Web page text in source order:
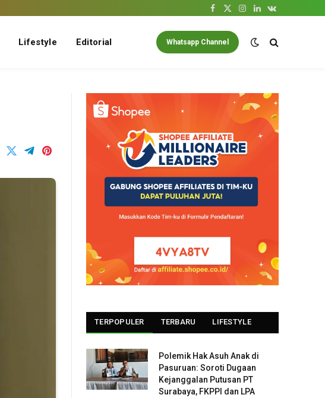
Facebook
X
Instagram
LinkedInVKontakte
Lifestyle Editorial Whatsapp Channel
TERPOPULER TERBARU LIFESTYLE
Polemik Hak Asuh Anak di
Pasuruan: Soroti Dugaan
Kejanggalan Putusan PT
Surabaya, FKPPI dan LPA